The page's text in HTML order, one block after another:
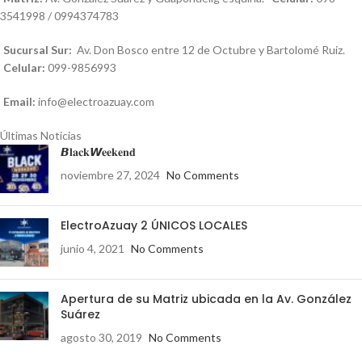
3541998 / 0994374783
Sucursal Sur: Av. Don Bosco entre 12 de Octubre y Bartolomé Ruiz.
Celular: 099-9856993
Email: info@electroazuay.com
Últimas Noticias
𝘽𝐥𝐚𝐜𝐤𝙒𝐞𝐞𝐤𝐞𝐧𝐝
noviembre 27, 2024 No Comments
ElectroAzuay 2 ÚNICOS LOCALES
junio 4, 2021 No Comments
Apertura de su Matriz ubicada en la Av. González
Suárez
agosto 30, 2019 No Comments